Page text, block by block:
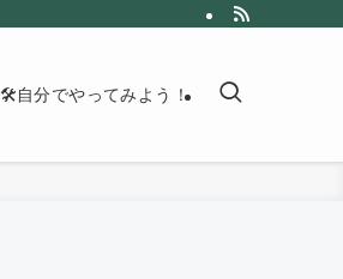
🛠自分でやってみよう！